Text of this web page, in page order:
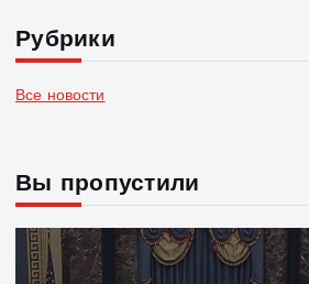
Рубрики
Все новости
Вы пропустили